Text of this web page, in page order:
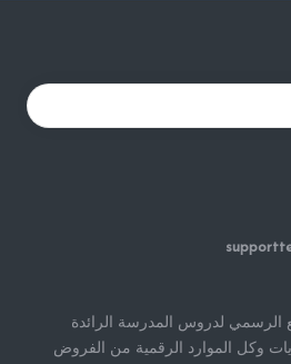
الرسمي لدروس المدرسة الرائدة
وكل الموارد الرقمية من الفروض